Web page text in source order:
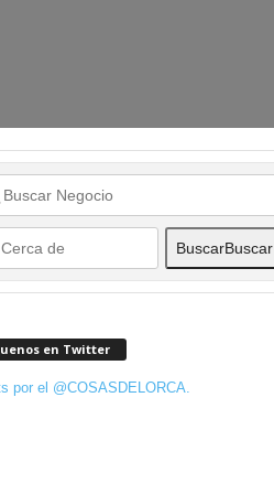
BuscarBuscar
en Twitter
por el @COSASDELORCA.